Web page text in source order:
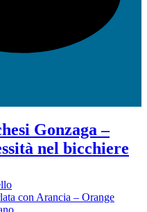
Gonzaga –
nel bicchiere